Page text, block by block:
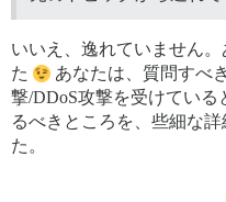
いいえ、逸れていません
た
あなたは、質問すべ
撃/DDoS攻撃を受けてい
るべきところを、些細な
た。